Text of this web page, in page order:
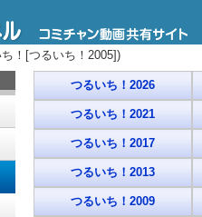
！[つるいち！2005])
つるいち！2026
つるいち！2021
つるいち！2017
つるいち！2013
つるいち！2009